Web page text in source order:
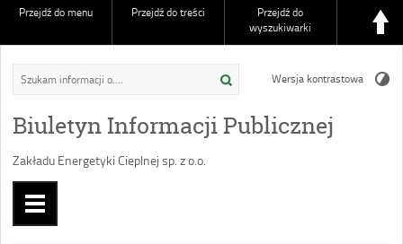
Przejdź do menu Przejdź do treści
Przejdź do
wyszukiwarki
Biuletyn Informacji Publicznej
Zakładu Energetyki Cieplnej sp. z o.o.
Wersja kontrastowa